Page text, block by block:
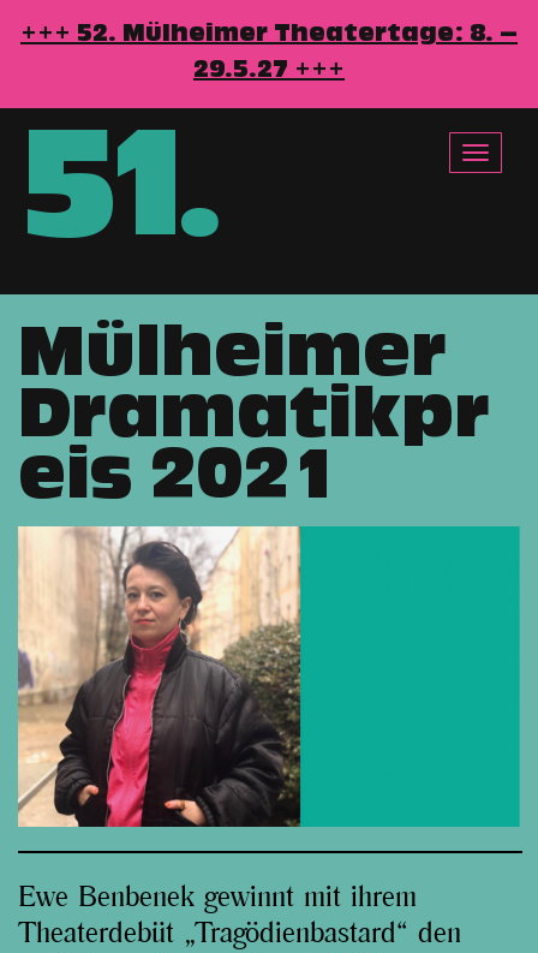
Direkt
zum
Inhalt
+++ 52. Mülheimer Theatertage: 8. –
29.5.27 +++
51.
Toggle
Mülheimer
Dramatikpr
eis 2021
Ewe Benbenek gewinnt mit ihrem
Theaterdebüt „Tragödienbastard“ den